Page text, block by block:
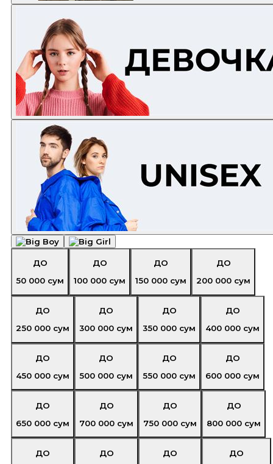
ДО
50 000 сум
ДО
100 000 сум
ДО
150 000 сум
ДО
200 000 сум
ДО
250 000 сум
ДО
300 000 сум
ДО
350 000 сум
ДО
400 000 сум
ДО
450 000 сум
ДО
500 000 сум
ДО
550 000 сум
ДО
600 000 сум
ДО
650 000 сум
ДО
700 000 сум
ДО
750 000 сум
ДО
800 000 сум
ДО
ДО
ДО
ДО